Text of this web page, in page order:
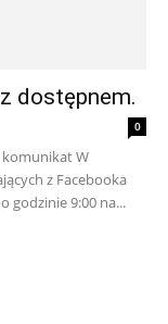
dostępnem.
0
komunikat W
z Facebooka
godzinie 9:00 na...